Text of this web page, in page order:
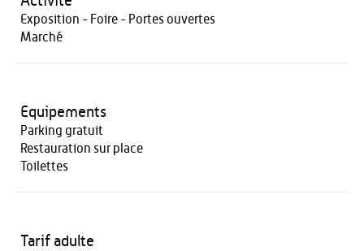
Exposition - Foire - Portes ouvertes
Marché
Equipements
Parking gratuit
Restauration sur place
Toilettes
Tarif adulte